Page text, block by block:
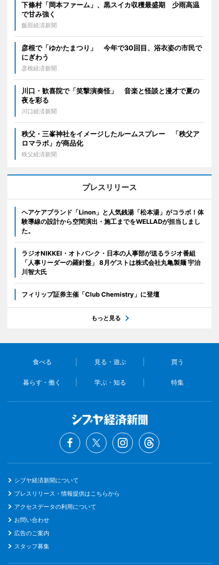
下條村「岡本ファーム」、黒スイカ収穫最盛期 少雨高温
で甘み強く
飯田経済新聞
彦根で「ゆかたまつり」 今年で30回目、浴衣姿の市民で
にぎわう
彦根経済新聞
川口・歓喜院で「笑撃演奏怪」 音楽と怪談と漫才で夏の
夜を彩る
川口経済新聞
秩父・三峯神社をイメージしたルームスプレー 「秩父ア
ロマラボ」が商品化
秩父経済新聞
プレスリリース
ヘアケアブランド「Linon」と人気銭湯「松本湯」がコラボ！体
験導線の設計から空間演出・施工までをWELLADが担当しまし
た。
ラジオNIKKEI・オトバンク・日本の人事部が送るラジオ番組
「人事リーダーの羅針盤」 8月ゲストは株式会社丸亀製麺 宇治
川智大氏
フィリップ証券主催「Club Chemistry」に登壇
もっと見る
食べる 見る・遊ぶ 買う
暮らす・働く 学ぶ・知る 特集
シブヤ経済新聞について
プレスリリース・情報提供はこちらから
アクセスデータの利用について
お問い合わせ
広告のご案内
スタッフ募集